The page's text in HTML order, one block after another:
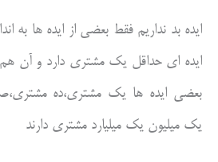
ایده بد نداریم فقط بعضی از ایده ها به
ایده ای حداقل یک مشتری دارد و آن هم
بعضی ایده ها یک مشتری،ده
یک میلیون یک میلیارد مشتری دارند